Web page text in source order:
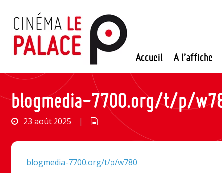
contenu
Accueil A l’affiche
blogmedia-7700.org/t/p/
23 août 2025 |
blogmedia-7700.org/t/p/w780